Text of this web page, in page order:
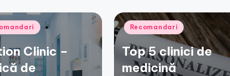
Clinic –
de
Posted
Recomandari
Top 5 clinici de
medicină